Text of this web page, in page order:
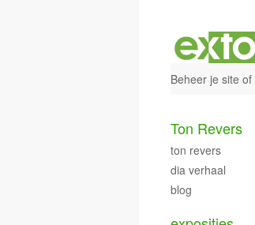
Beheer je site of
Ton Revers
ton revers
dia verhaal
blog